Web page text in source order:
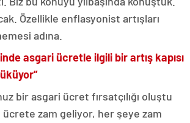
Özellikle enflasyonist artışları
adına.
asgari ücretle ilgili bir artış kapısı
bir asgari ücret fırsatçılığı oluştu
ücrete zam geliyor, her şeye zam